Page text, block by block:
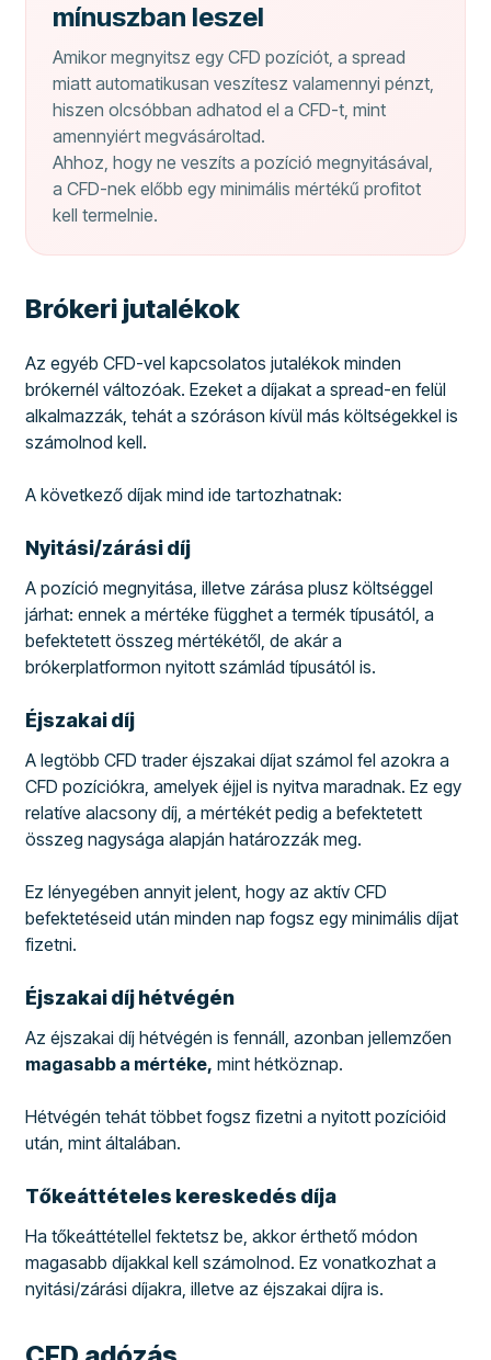
mínuszban leszel
Amikor megnyitsz egy CFD pozíciót, a spread
miatt automatikusan veszítesz valamennyi pénzt,
hiszen olcsóbban adhatod el a CFD-t, mint
amennyiért megvásároltad.
Ahhoz, hogy ne veszíts a pozíció megnyitásával,
a CFD-nek előbb egy minimális mértékű profitot
kell termelnie.
Brókeri jutalékok
Az egyéb CFD-vel kapcsolatos jutalékok minden
brókernél változóak. Ezeket a díjakat a spread-en felül
alkalmazzák, tehát a szóráson kívül más költségekkel is
számolnod kell.
A következő díjak mind ide tartozhatnak:
Nyitási/zárási díj
A pozíció megnyitása, illetve zárása plusz költséggel
járhat: ennek a mértéke függhet a termék típusától, a
befektetett összeg mértékétől, de akár a
brókerplatformon nyitott számlád típusától is.
Éjszakai díj
A legtöbb CFD trader éjszakai díjat számol fel azokra a
CFD pozíciókra, amelyek éjjel is nyitva maradnak. Ez egy
relatíve alacsony díj, a mértékét pedig a befektetett
összeg nagysága alapján határozzák meg.
Ez lényegében annyit jelent, hogy az aktív CFD
befektetéseid után minden nap fogsz egy minimális díjat
fizetni.
Éjszakai díj hétvégén
Az éjszakai díj hétvégén is fennáll, azonban jellemzően
magasabb a mértéke, mint hétköznap.
Hétvégén tehát többet fogsz fizetni a nyitott pozícióid
után, mint általában.
Tőkeáttételes kereskedés díja
Ha tőkeáttétellel fektetsz be, akkor érthető módon
magasabb díjakkal kell számolnod. Ez vonatkozhat a
nyitási/zárási díjakra, illetve az éjszakai díjra is.